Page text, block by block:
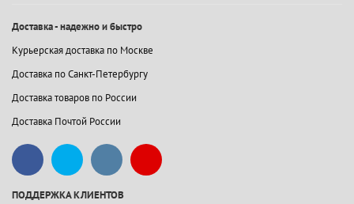
Доставка - надежно и быстро
Курьерская доставка по Москве
Доставка по Санкт-Петербургу
Доставка товаров по России
Доставка Почтой России
ПОДДЕРЖКА КЛИЕНТОВ